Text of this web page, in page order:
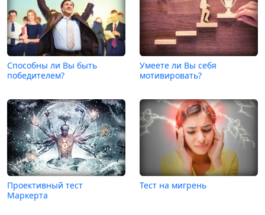
Способны ли Вы быть
победителем?
Умеете ли Вы себя
мотивировать?
Проективный тест
Маркерта
Тест на мигрень